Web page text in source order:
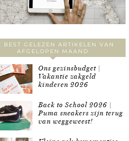
BEST GELEZEN ARTIKELEN VAN
AFGELOPEN MAAND
Ons gezinsbudget |
Vakantie zakgeld
kinderen 2026
Back to School 2026 |
Puma sneakers zijn terug
van weggeweest!